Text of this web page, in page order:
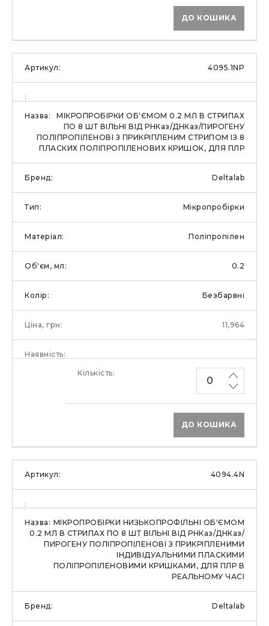
ДО КОШИКА
4095.1NP
МІКРОПРОБІРКИ ОБ'ЄМОМ 0.2 МЛ В СТРИПАХ
ПО 8 ШТ ВІЛЬНІ ВІД РНКаз/ДНКаз/ПИРОГЕНУ
ПОЛІПРОПІЛЕНОВІ З ПРИКРІПЛЕНИМ СТРИПОМ ІЗ 8
ПЛАСКИХ ПОЛІПРОПІЛЕНОВИХ КРИШОК, ДЛЯ ПЛР
Deltalab
Мікропробірки
Поліпропілен
0.2
Безбарвні
11,964
ДО КОШИКА
4094.4N
МІКРОПРОБІРКИ НИЗЬКОПРОФІЛЬНІ ОБ'ЄМОМ
0.2 МЛ В СТРИПАХ ПО 8 ШТ ВІЛЬНІ ВІД РНКаз/ДНКаз/
ПИРОГЕНУ ПОЛІПРОПІЛЕНОВІ З ПРИКРІПЛЕНИМИ
ІНДИВІДУАЛЬНИМИ ПЛАСКИМИ
ПОЛІПРОПІЛЕНОВИМИ КРИШКАМИ, ДЛЯ ПЛР В
РЕАЛЬНОМУ ЧАСІ
Deltalab